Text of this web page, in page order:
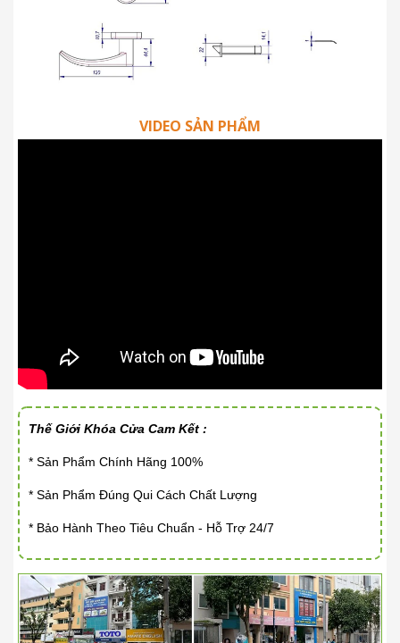
VIDEO SẢN PHẨM
Thế Giới Khóa Cửa Cam Kết :
* Sản Phẩm Chính Hãng 100%
* Sản Phẩm Đúng Qui Cách Chất Lượng
* Bảo Hành Theo Tiêu Chuẩn - Hỗ Trợ 24/7